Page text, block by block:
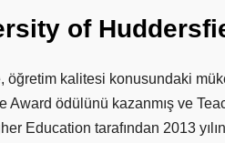
of
öğretim kalitesi konusundaki
Award ödülünü kazanmış ve
Education tarafından 2013